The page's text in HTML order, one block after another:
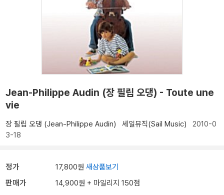
Jean-Philippe Audin (장 필립 오댕) - Toute une
vie
장 필립 오댕 (Jean-Philippe Audin) 세일뮤직(Sail Music) 2010-0
3-18
정가 17,800원 새상품보기
판매가 14,900원 + 마일리지 150점